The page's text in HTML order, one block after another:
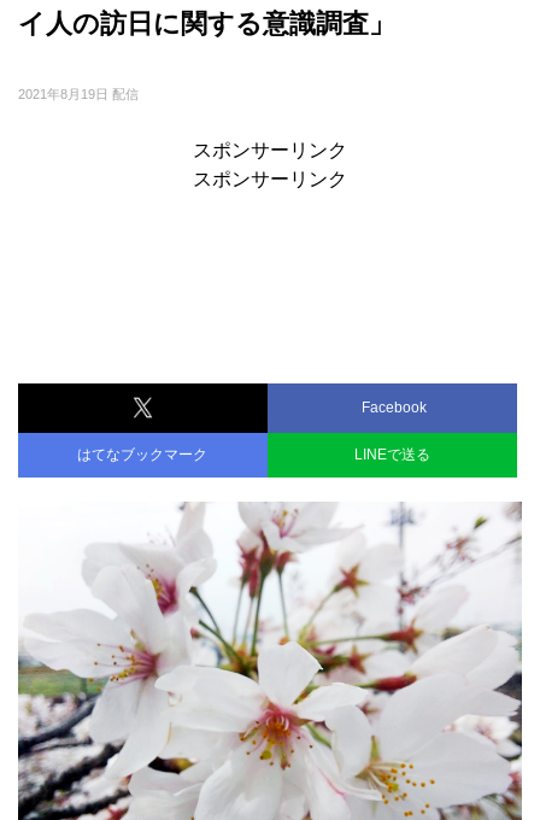
イ人の訪日に関する意識調査」
2021年8月19日 配信
スポンサーリンク
スポンサーリンク
Facebook
はてなブックマーク LINEで送る